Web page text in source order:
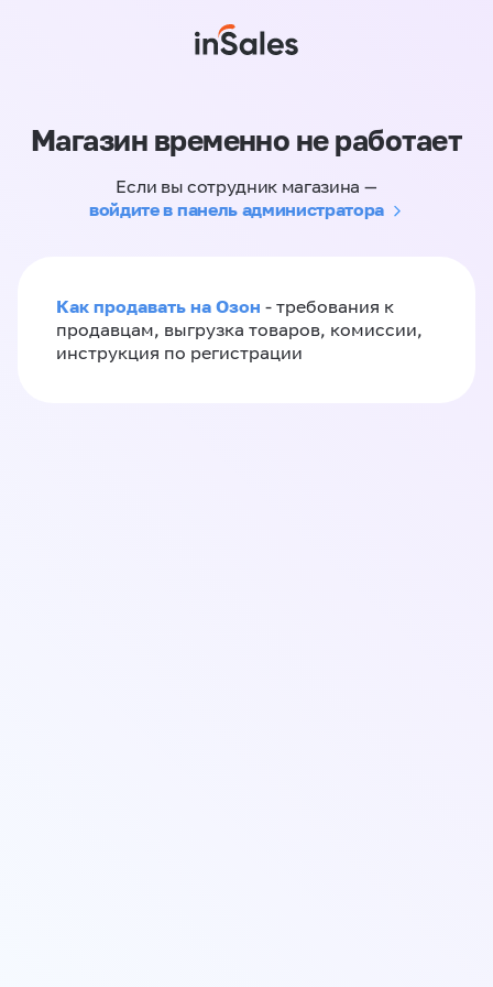
Магазин временно не работает
Если вы сотрудник магазина —
войдите в панель администратора
Как продавать на Озон - требования к
продавцам, выгрузка товаров, комиссии,
инструкция по регистрации